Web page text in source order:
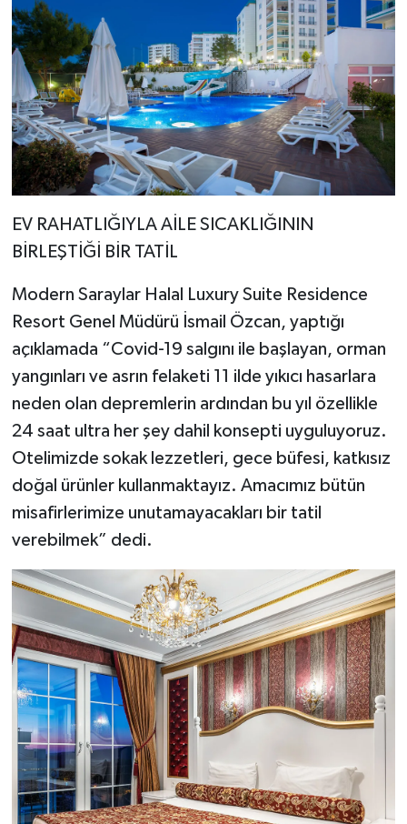
EV RAHATLIĞIYLA AİLE SICAKLIĞININ
BİRLEŞTİĞİ BİR TATİL
Modern Saraylar Halal Luxury Suite Residence
Resort Genel Müdürü İsmail Özcan, yaptığı
açıklamada “Covid-19 salgını ile başlayan, orman
yangınları ve asrın felaketi 11 ilde yıkıcı hasarlara
neden olan depremlerin ardından bu yıl özellikle
24 saat ultra her şey dahil konsepti uyguluyoruz.
Otelimizde sokak lezzetleri, gece büfesi, katkısız
doğal ürünler kullanmaktayız. Amacımız bütün
misafirlerimize unutamayacakları bir tatil
verebilmek” dedi.